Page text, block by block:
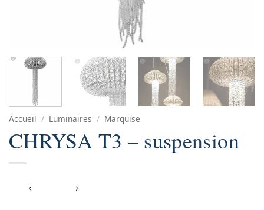
Accueil / Luminaires / Marquise
CHRYSA T3 – suspension